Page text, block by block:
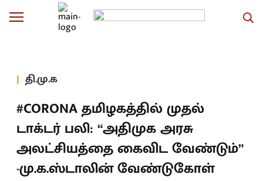
தி.மு.க
#CORONA தமிழகத்தில் முதல்
டாக்டர் பலி: “அதிமுக அரசு
அலட்சியத்தை கைவிட வேண்டும்”
-மு.க.ஸ்டாலின் வேண்டுகோள்